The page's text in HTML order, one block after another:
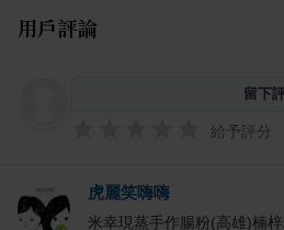
用戶評論
留下
給予評分
虎麗笑嗨嗨
米幸現蒸手作腸粉(高雄)楠